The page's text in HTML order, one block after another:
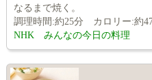
なるまで焼く。
調理時間:約25分 カロリー:約
NHK みんなの今日の料理